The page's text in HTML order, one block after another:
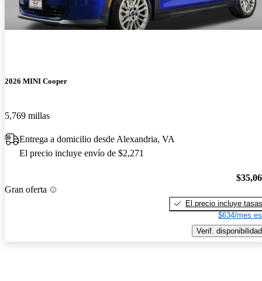
2026 MINI Cooper
5,769 millas
Entrega a domicilio desde Alexandria, VA
El precio incluye envío de $2,271
Gran oferta
El precio incluye tasas
$634/mes
Verif. disponibilidad